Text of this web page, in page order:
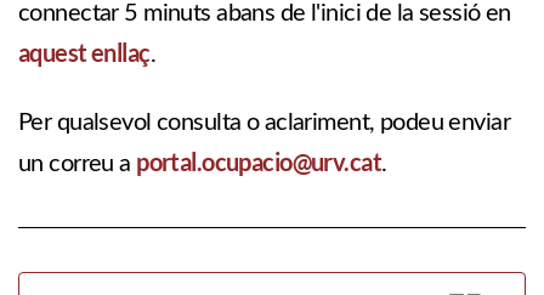
connectar 5 minuts abans de l'inici de la sessió en
aquest enllaç.
Per qualsevol consulta o aclariment, podeu enviar
un correu a portal.ocupacio@urv.cat.